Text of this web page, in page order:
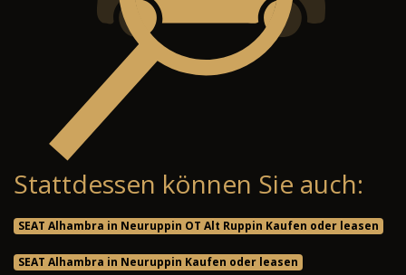
Stattdessen können Sie auch:
SEAT Alhambra in Neuruppin OT Alt Ruppin Kaufen oder leasen
SEAT Alhambra in Neuruppin Kaufen oder leasen